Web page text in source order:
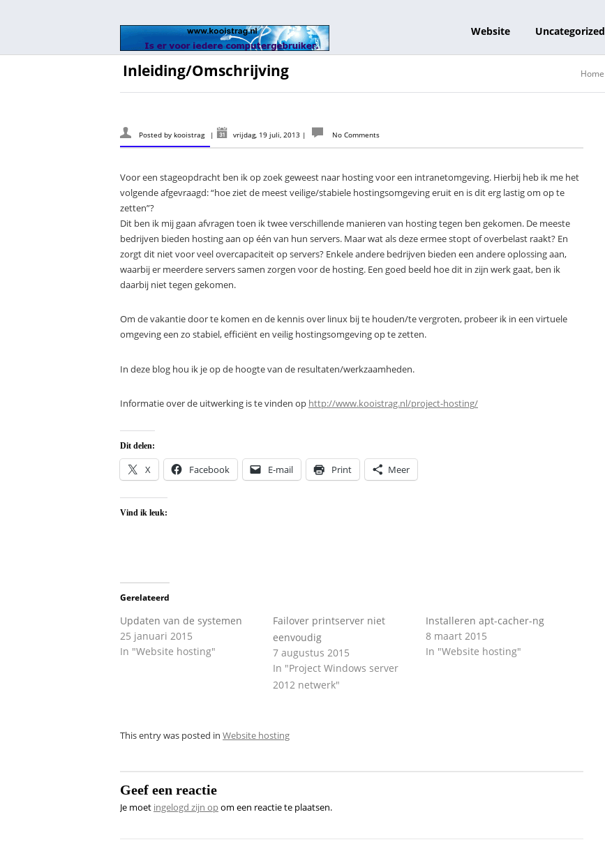
Website Uncategorized
Home
Inleiding/Omschrijving
Posted by kooistrag | vrijdag, 19 juli, 2013 | No Comments
Voor een stageopdracht ben ik op zoek geweest naar hosting voor een intranetomgeving. Hierbij heb ik me het
volgende afgevraagd: “hoe ziet de meest veilige/stabiele hostingsomgeving eruit en is dit erg lastig om op te
zetten”?
Dit ben ik mij gaan afvragen toen ik twee verschillende manieren van hosting tegen ben gekomen. De meeste
bedrijven bieden hosting aan op één van hun servers. Maar wat als deze ermee stopt of overbelast raakt? En
zorgt dit niet voor veel overcapaciteit op servers? Enkele andere bedrijven bieden een andere oplossing aan,
waarbij er meerdere servers samen zorgen voor de hosting. Een goed beeld hoe dit in zijn werk gaat, ben ik
daarbij niet tegen gekomen.
Om de vakantie door te komen en de kennis over linux bij te houden/te vergroten, probeer ik in een virtuele
omgeving een zo stabiel, efficiënt en veilig hostingsomgeving op te zetten.
In deze blog hou ik je op de hoogte van de resultaten/werkzaamheden.
Informatie over de uitwerking is te vinden op http://www.kooistrag.nl/project-hosting/
Dit delen:
X Facebook E-mail Print Meer
Vind ik leuk:
Gerelateerd
Updaten van de systemen
25 januari 2015
In "Website hosting"
Failover printserver niet
eenvoudig
7 augustus 2015
In "Project Windows server
2012 netwerk"
Installeren apt-cacher-ng
8 maart 2015
In "Website hosting"
This entry was posted in Website hosting
Geef een reactie
Je moet ingelogd zijn opom een reactie te plaatsen.